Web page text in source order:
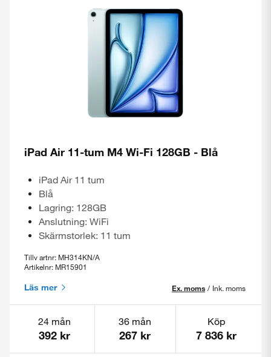
iPad Air 11-tum M4 Wi-Fi 128GB - Blå
iPad Air 11 tum
Blå
Lagring: 128GB
Anslutning: WiFi
Skärmstorlek: 11 tum
Tillv artnr: MH314KN/A
Artikelnr: MR15901
Läs mer Ex. moms / Ink. moms
24 mån
392 kr
36 mån
267 kr
Köp
7 836 kr